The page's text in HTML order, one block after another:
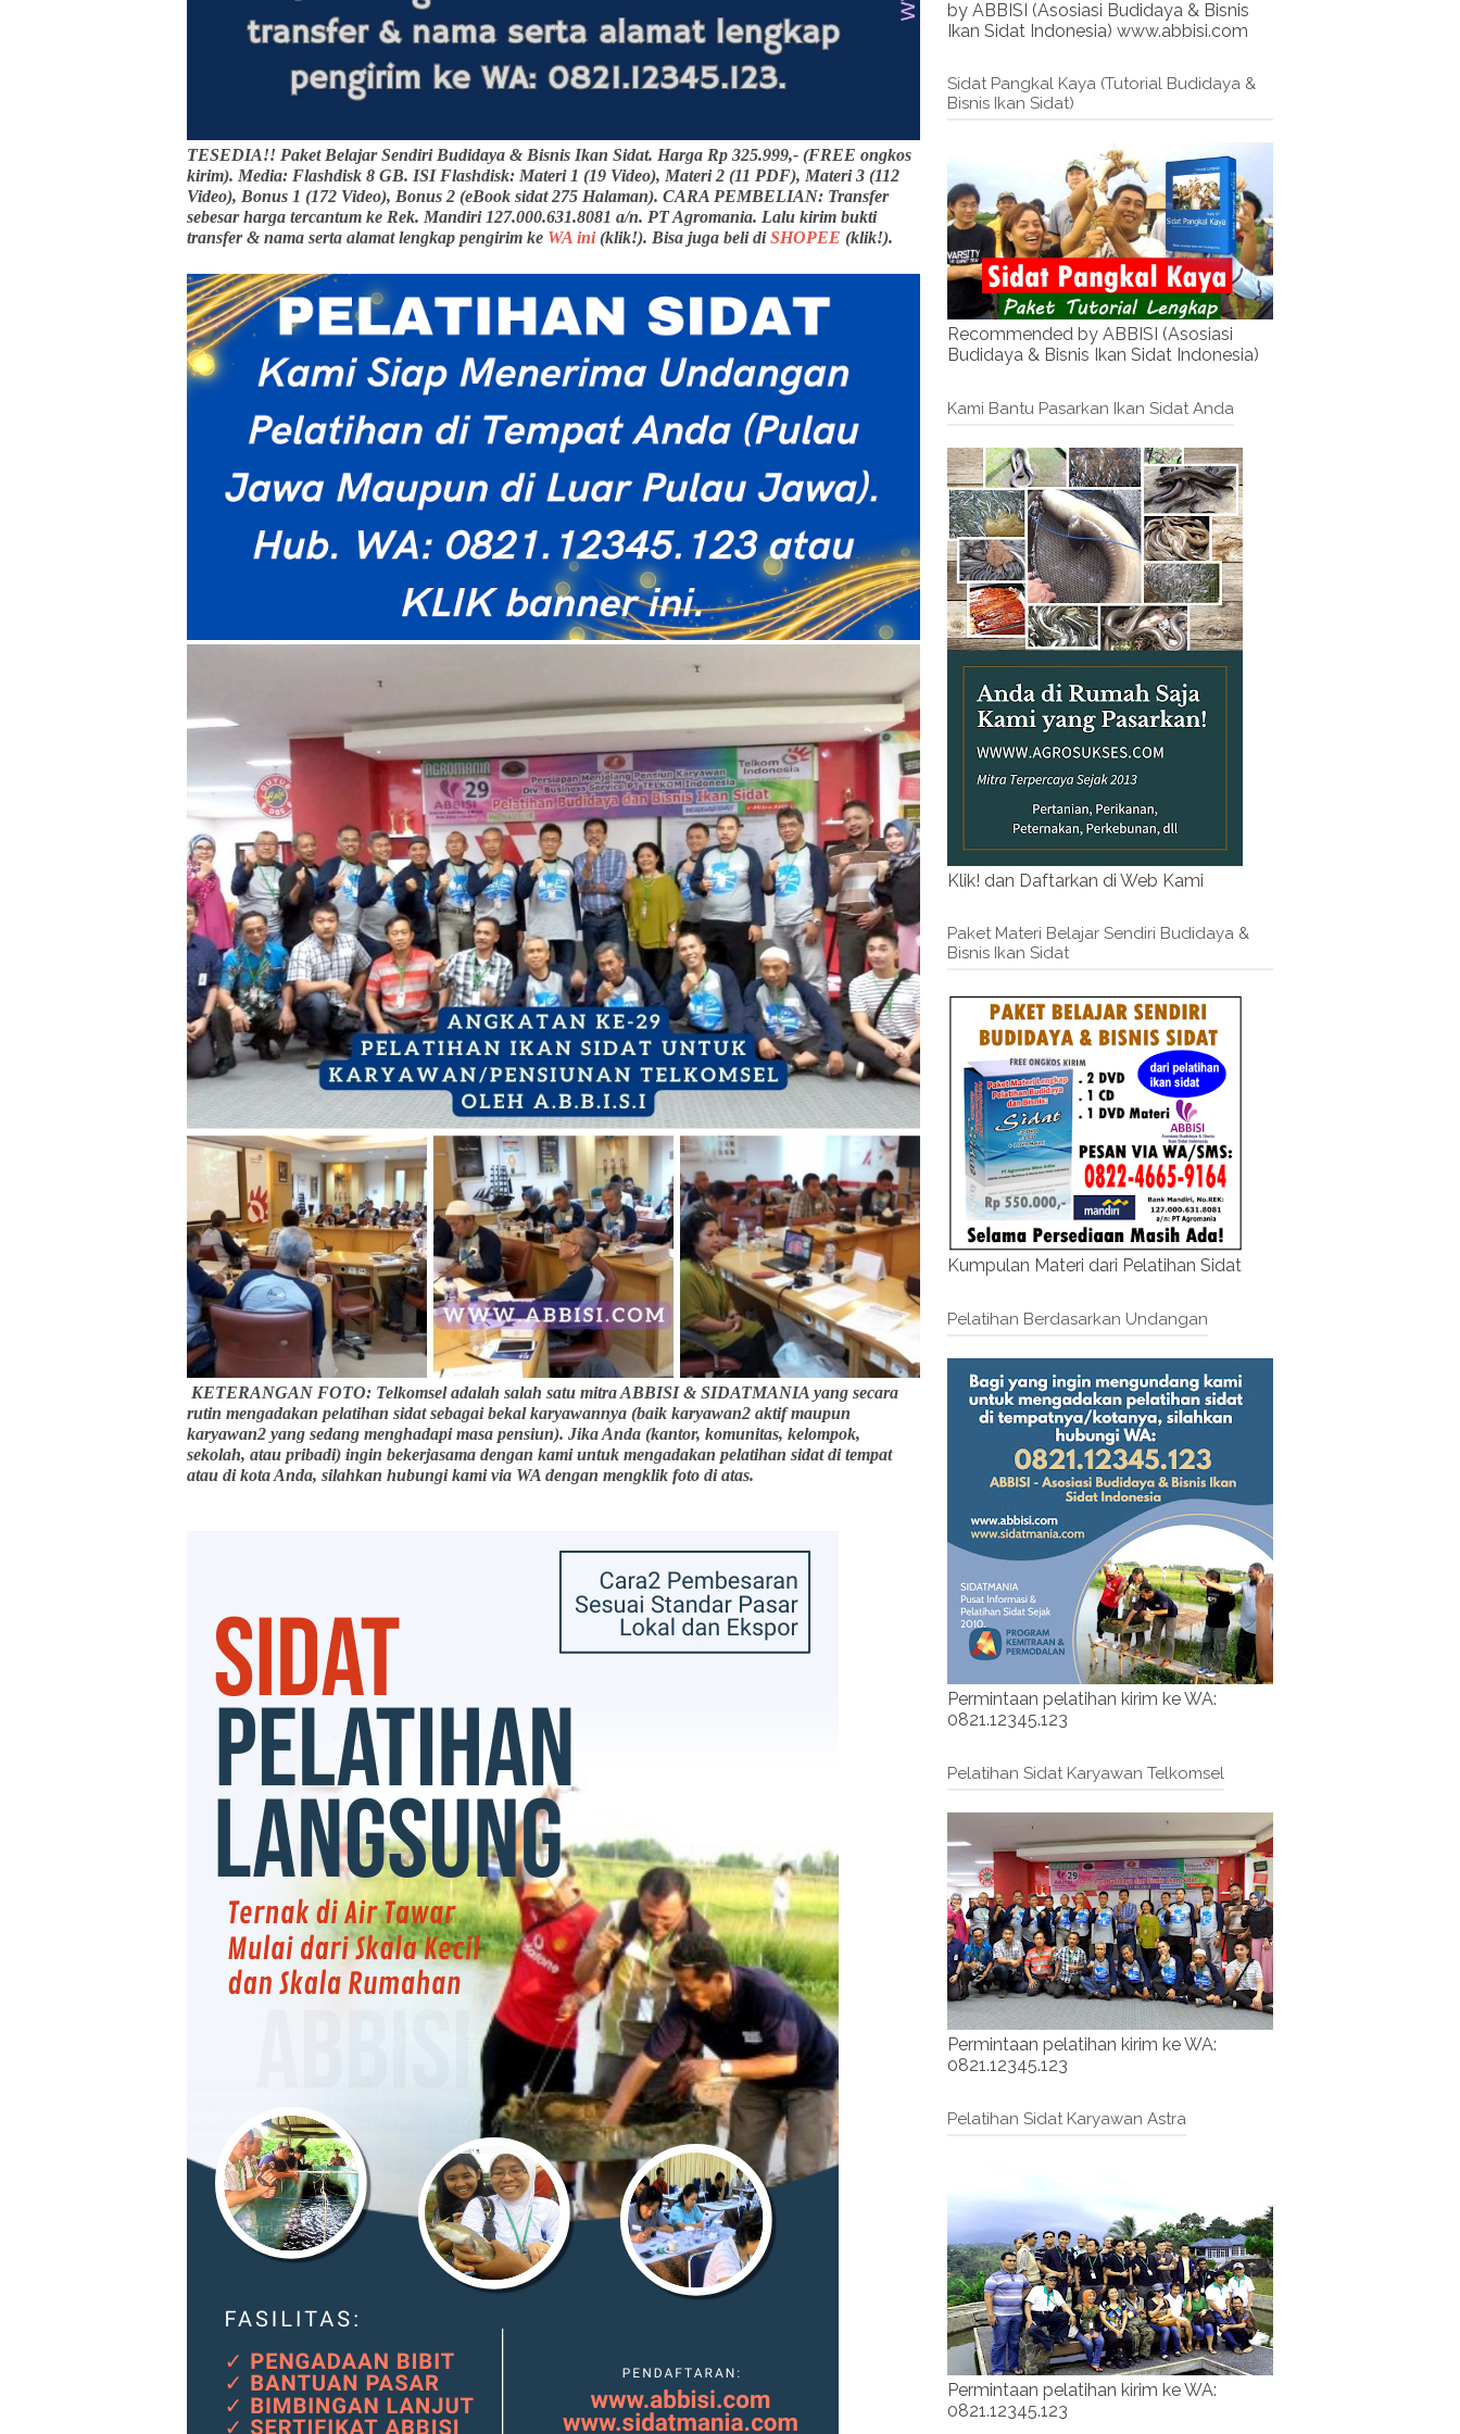
TESEDIA!! Paket Belajar Sendiri Budidaya & Bisnis Ikan Sidat. Harga Rp 325.999,- (FREE ongkos
kirim). Media: Flashdisk 8 GB. ISI Flashdisk: Materi 1 (19 Video), Materi 2 (11 PDF), Materi 3 (112
Video), Bonus 1 (172 Video), Bonus 2 (eBook sidat 275 Halaman). CARA PEMBELIAN: Transfer
sebesar harga tercantum ke Rek. Mandiri 127.000.631.8081 a/n. PT Agromania. Lalu kirim bukti
transfer & nama serta alamat lengkap pengirim ke WA ini(klik!). Bisa juga beli diSHOPEE (klik!).
KETERANGAN FOTO: Telkomsel adalah salah satu mitra ABBISI & SIDATMANIA yang secara
rutin mengadakan pelatihan sidat sebagai bekal karyawannya (baik karyawan2 aktif maupun
karyawan2 yang sedang menghadapi masa pensiun). Jika Anda (kantor, komunitas, kelompok,
sekolah, atau pribadi) ingin bekerjasama dengan kami untuk mengadakan pelatihan sidat di tempat
atau di kota Anda, silahkan hubungi kami via WA dengan mengklik foto di atas.
by ABBISI (Asosiasi Budidaya & Bisnis
Ikan Sidat Indonesia) www.abbisi.com
Sidat Pangkal Kaya (Tutorial Budidaya &
Bisnis Ikan Sidat)
Recommended by ABBISI (Asosiasi
Budidaya & Bisnis Ikan Sidat Indonesia)
Kami Bantu Pasarkan Ikan Sidat Anda
Klik! dan Daftarkan di Web Kami
Paket Materi Belajar Sendiri Budidaya &
Bisnis Ikan Sidat
Kumpulan Materi dari Pelatihan Sidat
Pelatihan Berdasarkan Undangan
Permintaan pelatihan kirim ke WA:
0821.12345.123
Pelatihan Sidat Karyawan Telkomsel
Permintaan pelatihan kirim ke WA:
0821.12345.123
Pelatihan Sidat Karyawan Astra
Permintaan pelatihan kirim ke WA:
0821.12345.123